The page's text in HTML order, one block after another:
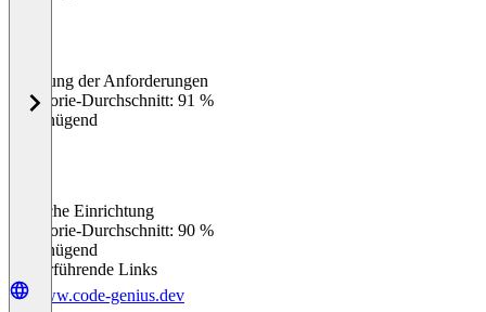
Erfüllung der Anforderungen
Kategorie-Durchschnitt: 91 %
Ungenügend
Einfache Einrichtung
Kategorie-Durchschnitt: 90 %
Ungenügend
Weiterführende Links
www.code-genius.dev